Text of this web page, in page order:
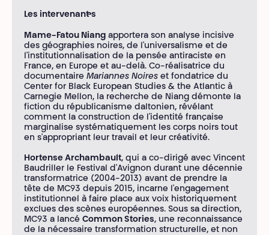
Les intervenant·es
Mame-Fatou Niang apportera son analyse incisive
des géographies noires, de l'universalisme et de
l'institutionnalisation de la pensée antiraciste en
France, en Europe et au-delà. Co-réalisatrice du
documentaire Mariannes Noires et fondatrice du
Center for Black European Studies & the Atlantic à
Carnegie Mellon, la recherche de Niang démonte la
fiction du républicanisme daltonien, révélant
comment la construction de l'identité française
marginalise systématiquement les corps noirs tout
en s'appropriant leur travail et leur créativité.
Hortense Archambault, qui a co-dirigé avec Vincent
Baudriller le Festival d'Avignon durant une décennie
transformatrice (2004-2013) avant de prendre la
tête de MC93 depuis 2015, incarne l'engagement
institutionnel à faire place aux voix historiquement
exclues des scènes européennes. Sous sa direction,
MC93 a lancé Common Stories, une reconnaissance
de la nécessaire transformation structurelle, et non